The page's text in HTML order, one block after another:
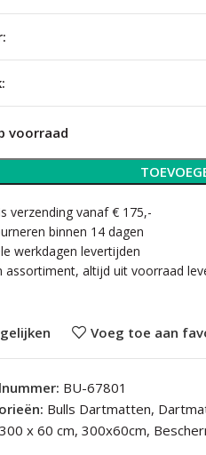
voorraad
verzending vanaf € 175,-
binnen 14 dagen
werkdagen levertijden
assortiment, altijd uit voorraad
Voeg toe aan
BU-67801
Bulls Dartmatten,
300 x 60 cm, 300x60cm,